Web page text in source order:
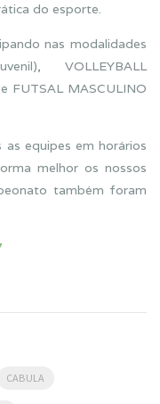
do esporte.
nas modalidades
VOLLEYBALL
FUTSAL MASCULINO
equipes em horários
melhor os nossos
também foram
CABULA